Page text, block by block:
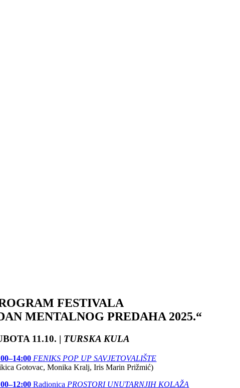
FESTIVALA
MENTALNOG PREDAHA 2025.“
11.10. | TURSKA KULA
FENIKS POP UP SAVJETOVALIŠTE
Gotovac, Monika Kralj, Iris Marin Prižmić)
Radionica PROSTORI UNUTARNJIH KOLAŽA